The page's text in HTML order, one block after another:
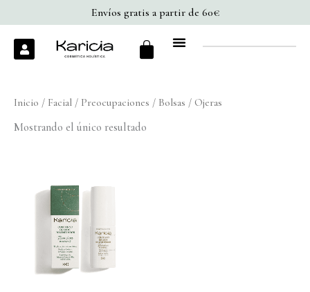
al
contenido
Envíos gratis a partir de 60€
U
s
e
Cart
Inicio / Facial / Preocupaciones / Bolsas / Ojeras
Mostrando el único resultado